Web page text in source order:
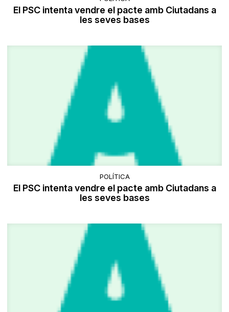
El PSC intenta vendre el pacte amb Ciutadans a
les seves bases
POLÍTICA
El PSC intenta vendre el pacte amb Ciutadans a
les seves bases